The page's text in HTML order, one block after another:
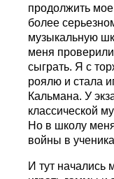
продолжить
более
музыкальную
меня
сыграть. Я с
роялю и стала
Кальмана. У
классической
Но в школу
войны в
И тут начались